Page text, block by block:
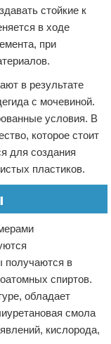
стойкие к
в ходе
при
в результате
с мочевиной.
условия. В
которое стоит
для создания
пластиков.
получаются в
спиртов.
обладает
смола
кислорода,